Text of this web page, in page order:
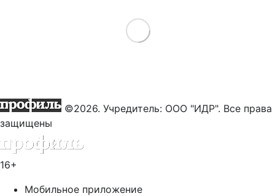
Load More
©2026. Учредитель: ООО "ИДР". Все права
защищены
16+
Мобильное приложение